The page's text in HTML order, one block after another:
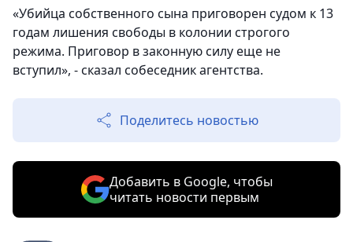
«Убийца собственного сына приговорен судом к 13
годам лишения свободы в колонии строгого
режима. Приговор в законную силу еще не
вступил», - сказал собеседник агентства.
Поделитесь новостью
Добавить в Google, чтобы
читать новости первым